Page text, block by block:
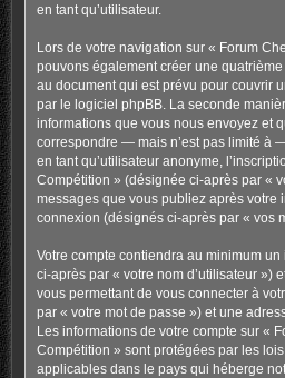
en tant qu’utilisateur.
Lors de votre navigation sur « Forum
pouvons également créer une
au document qui est prévu pour couvrir
par le logiciel phpBB. La seconde
informations que vous nous envoyez et
correspondre — mais n’est pas limité à
en tant qu’utilisateur anonyme,
Compétition » (désignée ci-après par «
messages que vous publiez après votre
connexion (désignés ci-après par « vos
Votre compte contiendra au minimum
ci-après par « votre nom d’utilisateur »)
vous permettant de vous connecter à
par « votre mot de passe ») et une
Les informations de votre compte sur «
Compétition » sont protégées par les
applicables dans le pays qui héberge